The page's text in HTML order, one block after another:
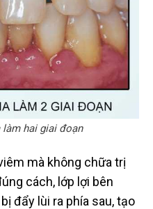
hai giai đoạn
mà không chữa trị
cách, lớp lợi bên
đẩy lùi ra phía sau, tạo